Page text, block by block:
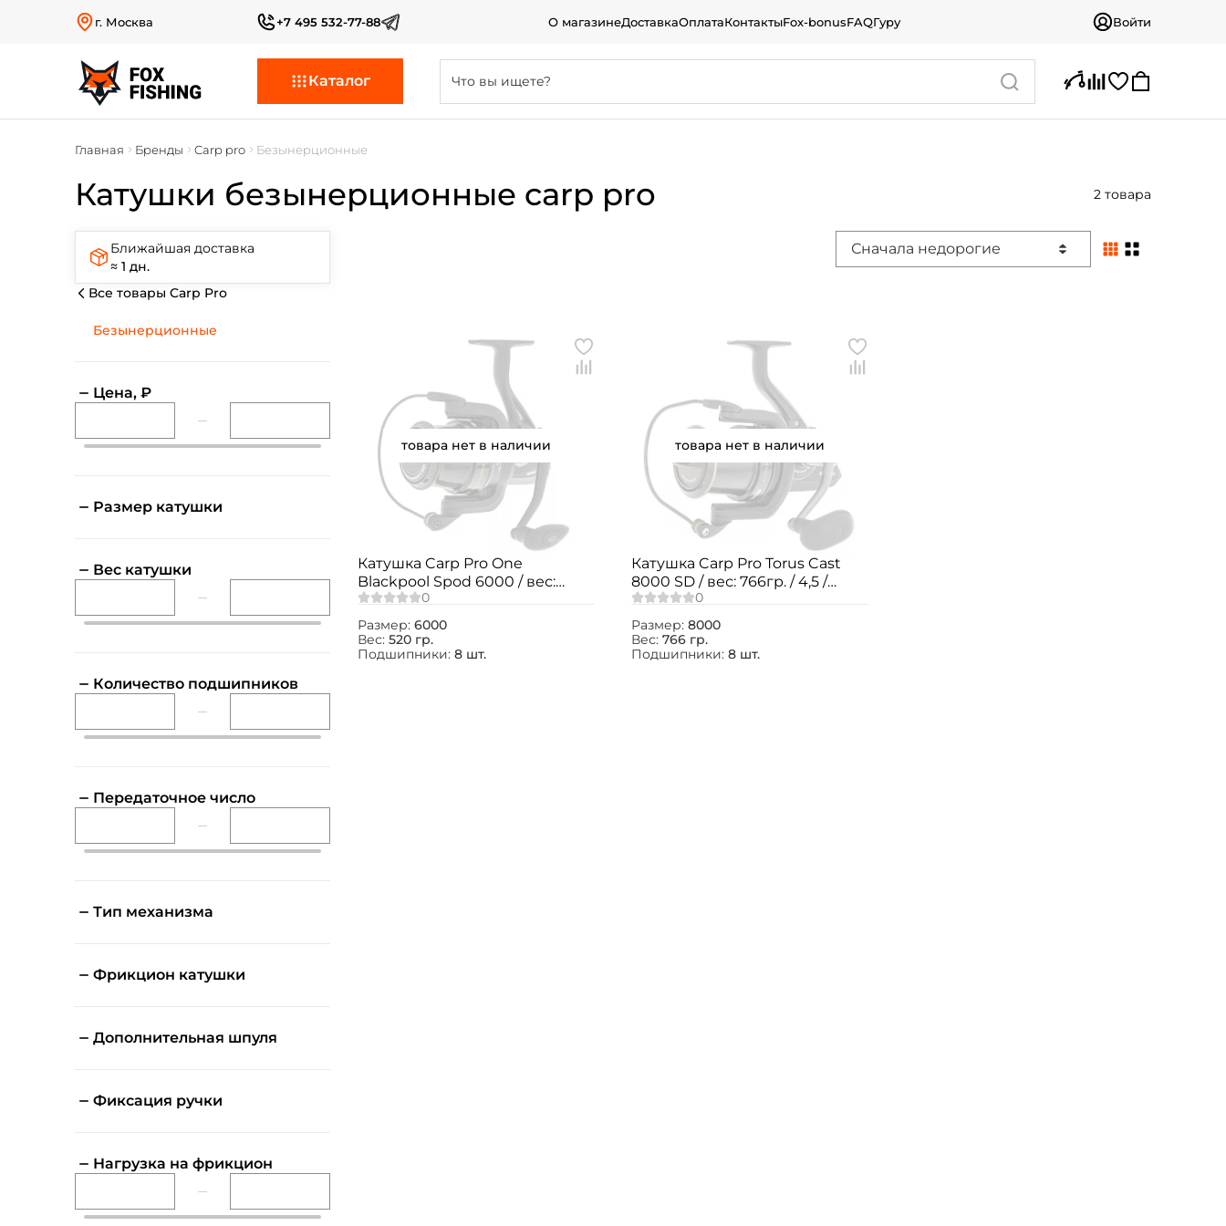
г. Москва +7 495 532-77-88 О магазинеДоставкаОплатаКонтактыFox-bonusFAQГуру Войти
Каталог
Главная Бренды Carp pro Безынерционные
Катушки безынерционные carp pro 2 товара
Ближайшая доставка
≈ 1 дн.
Все товары Carp Pro
Безынерционные
Цена, ₽
Размер катушки
Вес катушки
Количество подшипников
Передаточное число
Тип механизма
Фрикцион катушки
Дополнительная шпуля
Фиксация ручки
Нагрузка на фрикцион
Сначала недорогие
товара нет в наличии
Катушка Carp Pro One
Blackpool Spod 6000 / вес:
520гр. / 4,9 / подшипники: 8шт.
Размер: 6000
Вес: 520 гр.
Подшипники: 8 шт.
товара нет в наличии
Катушка Carp Pro Torus Cast
8000 SD / вес: 766гр. / 4,5 /
подшипники: 8шт.
Размер: 8000
Вес: 766 гр.
Подшипники: 8 шт.